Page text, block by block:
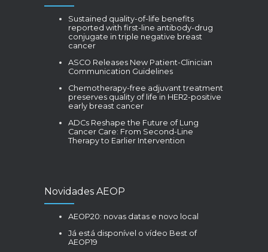
Sustained quality-of-life benefits
reported with first-line antibody-drug
conjugate in triple negative breast
cancer
ASCO Releases New Patient-Clinician
Communication Guidelines
Chemotherapy-free adjuvant treatment
preserves quality of life in HER2-positive
early breast cancer
ADCs Reshape the Future of Lung
Cancer Care: From Second-Line
Therapy to Earlier Intervention
Novidades AEOP
AEOP20: novas datas e novo local
Já está disponível o vídeo Best of
AEOP19